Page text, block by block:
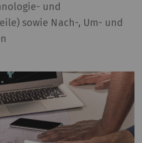
und
sowie Nach-, Um- und